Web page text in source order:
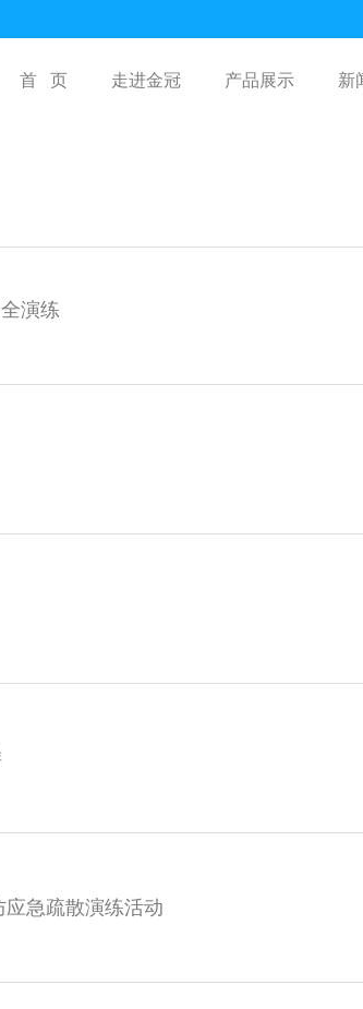
首 页 走进金冠 产品展示 新
演练
急疏散演练活动